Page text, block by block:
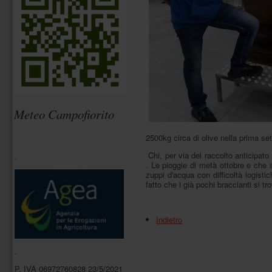
pagina
è
divisa
in
sezioni
e
ogni
sezione
è
un
titolo
associata
ad
un
ruolo
(navigazione
tramite
In
Meteo Campofiorito
.
.
P. IVA 06972760828 23/5/2021
2500kg circa di olive nella prima
Chi, per via del raccolto
. Le pioggie di metà ottobre e che
zuppi d'acqua con difficoltà
fatto che i già pochi braccianti si
Indietro